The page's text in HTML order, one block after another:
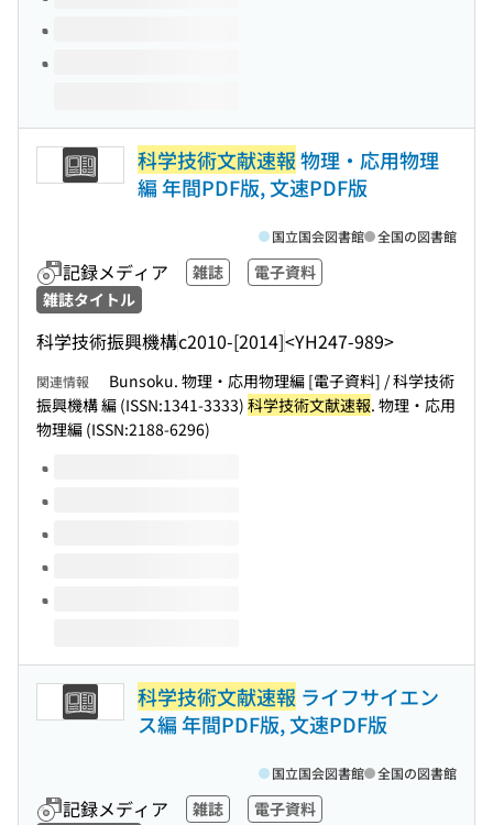
科学技術文献速報物理・応用物理
編 年間PDF版, 文速PDF版
記録メディア 雑誌
電子資料
雑誌タイトル
科学技術振興機構c2010-[2014]<YH247-989>
国立国会図書館 全国の図書館
関連情報
Bunsoku. 物理・応用物理編 [電子資料] / 科学技術
振興機構 編 (ISSN:1341-3333) 科学技術文献速報. 物理・応用
物理編 (ISSN:2188-6296)
このタイトルの巻号
科学技術文献速報 ライフサイエン
ス編 年間PDF版, 文速PDF版
記録メディア 雑誌
電子資料
国立国会図書館 全国の図書館